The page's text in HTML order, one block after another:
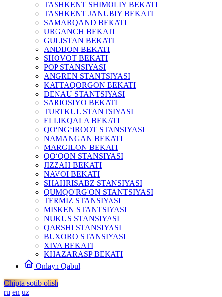
TASHKENT SHIMOLIY BEKATI
TASHKENT JANUBIY BEKATI
SAMARQAND BEKATI
URGANCH BEKATI
GULISTAN BEKATI
ANDIJON BEKATI
SHOVOT BEKATI
POP STANSIYASI
ANGREN STANTSIYASI
KATTAQORGON BEKATI
DENAU STANTSIYASI
SARIOSIYO BEKATI
TURTKUL STANTSIYASI
ELLIKQALA BEKATI
QO‘NG‘IROOT STANSIYASI
NAMANGAN BEKATI
MARGILON BEKATI
QO‘QON STANSIYASI
JIZZAH BEKATI
NAVOI BEKATI
SHAHRISABZ STANSIYASI
QUMQO'RG'ON STANTSIYASI
TERMIZ STANSIYASI
MISKEN STANTSIYASI
NUKUS STANSIYASI
QARSHI STANSIYASI
BUXORO STANSIYASI
XIVA BEKATI
KHAZARASP BEKATI
Onlayn Qabul
Chipta sotib olish
ru en uz